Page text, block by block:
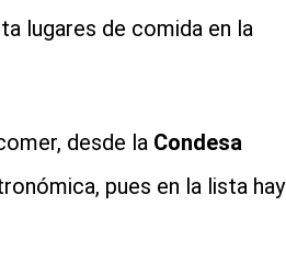
lugares de comida en la
desde la Condesa
pues en la lista hay